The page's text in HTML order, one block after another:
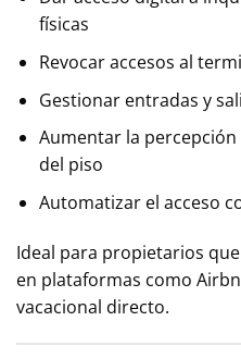
físicas
Revocar accesos al
Gestionar entradas y
Aumentar la
del piso
Automatizar el acceso
Ideal para propietarios
en plataformas como
vacacional directo.